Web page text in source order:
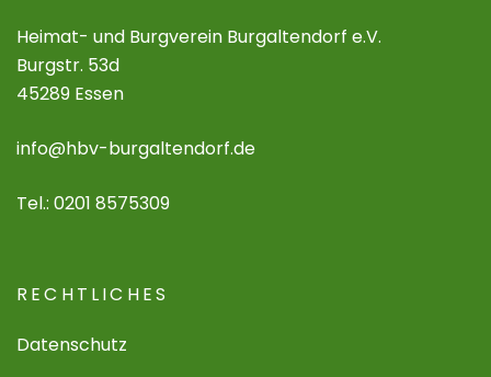
Heimat- und Burgverein Burgaltendorf e.V.
Burgstr. 53d
45289 Essen
info@hbv-burgaltendorf.de
Tel.: 0201 8575309
RECHTLICHES
Datenschutz